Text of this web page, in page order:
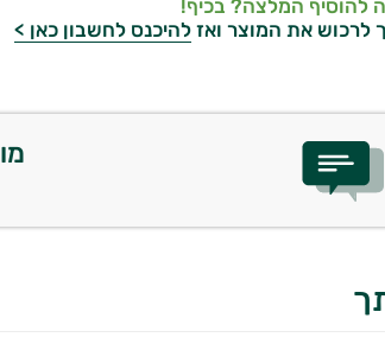
להוסיף המלצה? בכיף!
לרכוש את המוצר ואז להיכנס לחשבון כאן >